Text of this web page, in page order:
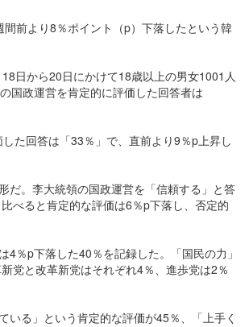
前より8％ポイント（p）下落したという韓
日から20日にかけて18歳以上の男女1001人
国政運営を肯定的に評価した回答者は
た回答は「33％」で、直前より9％p上昇し
だ。李大統領の国政運営を「信頼する」と答
べると肯定的な評価は6％p下落し、否定的
％p下落した40％を記録した。「国民の力」
党と改革新党はそれぞれ4％、進歩党は2％
いる」という肯定的な評価が45％、「上手く